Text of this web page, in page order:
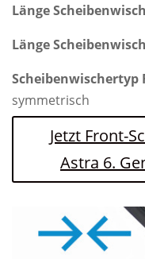
Länge
Länge
Scheibenwischertyp
symmetrisch
Jetzt Front-
Astra 6.